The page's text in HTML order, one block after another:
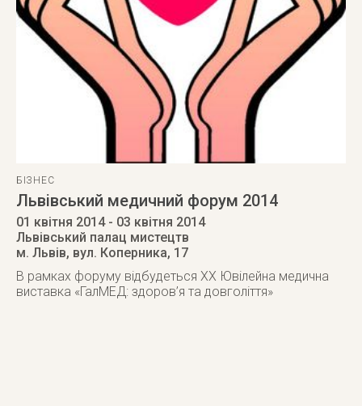
БІЗНЕС
Львівський медичний форум 2014
01 квітня 2014- 03 квітня 2014
Львівський палац мистецтв
м. Львів, вул. Коперника, 17
В рамках форуму відбудеться XX Ювілейна медична
виставка «ГалМЕД: здоров’я та довголіття»